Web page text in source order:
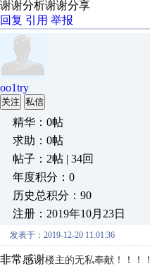
谢谢分析谢谢分享
回复 引用 举报
oo1try
关注 私信
精华：0帖
求助：0帖
帖子：2帖 | 34回
年度积分：0
历史总积分：90
注册：2019年10月23日
发表于：2019-12-20 11:01:36
非常感谢楼主的无私奉献！！！！